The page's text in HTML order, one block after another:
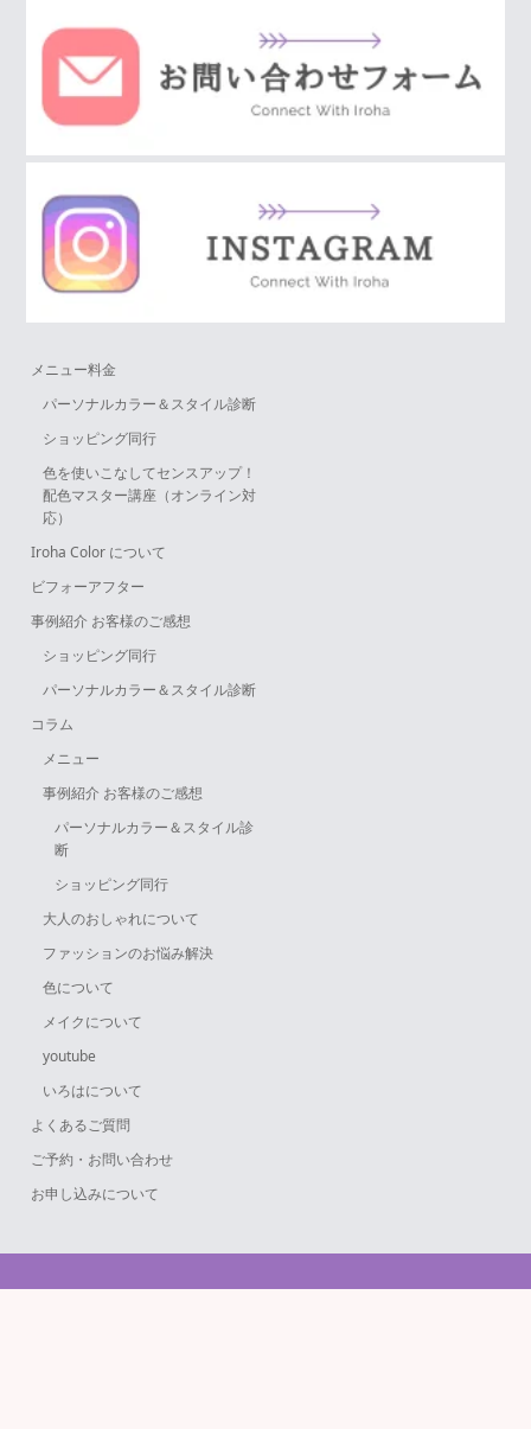
メニュー料金
パーソナルカラー＆スタイル診断
ショッピング同行
色を使いこなしてセンスアップ！
配色マスター講座（オンライン対
応）
Iroha Color について
ビフォーアフター
事例紹介 お客様のご感想
ショッピング同行
パーソナルカラー＆スタイル診断
コラム
メニュー
事例紹介 お客様のご感想
パーソナルカラー＆スタイル診
断
ショッピング同行
大人のおしゃれについて
ファッションのお悩み解決
色について
メイクについて
youtube
いろはについて
よくあるご質問
ご予約・お問い合わせ
お申し込みについて